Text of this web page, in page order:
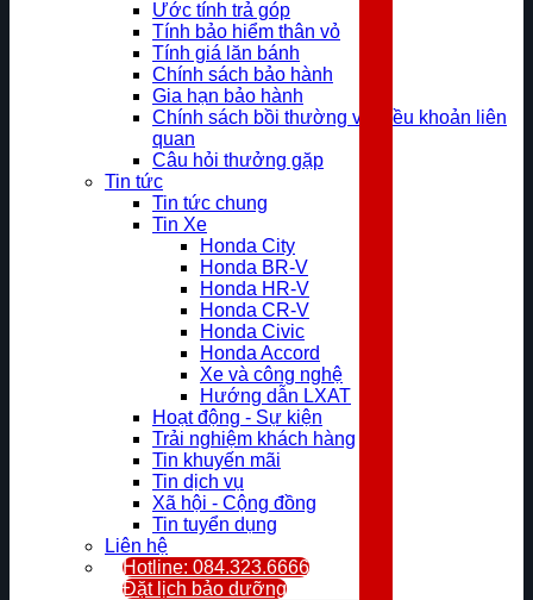
Ước tính trả góp
Tính bảo hiểm thân vỏ
Tính giá lăn bánh
Chính sách bảo hành
Gia hạn bảo hành
Chính sách bồi thường và điều khoản liên
quan
Câu hỏi thưởng gặp
Tin tức
Tin tức chung
Tin Xe
Honda City
Honda BR-V
Honda HR-V
Honda CR-V
Honda Civic
Honda Accord
Xe và công nghệ
Hướng dẫn LXAT
Hoạt động - Sự kiện
Trải nghiệm khách hàng
Tin khuyến mãi
Tin dịch vụ
Xã hội - Cộng đồng
Tin tuyển dụng
Liên hệ
Hotline: 084.323.6666
Đặt lịch bảo dưỡng